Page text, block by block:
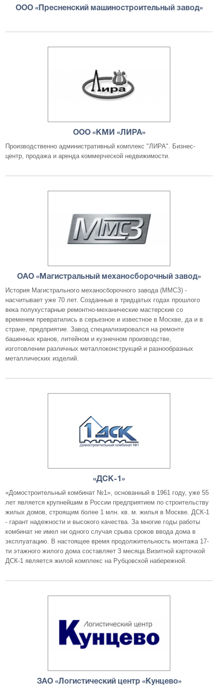
ООО «Пресненский машиностроительный завод»
ООО «КМИ «ЛИРА»
Производственно административный комплекс "ЛИРА". Бизнес-
центр, продажа и аренда коммерческой недвижимости.
ОАО «Магистральный механосборочный завод»
История Магистрального механосборочного завода (ММСЗ) -
насчитывает уже 70 лет. Созданные в тридцатых годах прошлого
века полукустарные ремонтно-механические мастерские со
временем превратились в серьезное и известное в Москве, да и в
стране, предприятие. Завод специализировался на ремонте
башенных кранов, литейном и кузнечном производстве,
изготовлении различных металлоконструкций и разнообразных
металлических изделий.
«ДСК-1»
«Домостроительный комбинат №1», основанный в 1961 году, уже 55
лет является крупнейшим в России предприятием по строительству
жилых домов, строящим более 1 млн. кв. м. жилья в Москве. ДСК-1
- гарант надежности и высокого качества. За многие годы работы
комбинат не имел ни одного случая срыва сроков ввода дома в
эксплуатацию. В настоящее время продолжительность монтажа 17-
ти этажного жилого дома составляет 3 месяца.Визитной карточкой
ДСК-1 является жилой комплекс на Рубцовской набережной.
ЗАО «Логистический центр «Кунцево»